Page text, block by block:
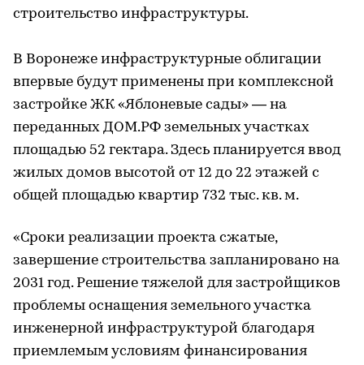
строительство инфраструктуры.
В Воронеже инфраструктурные облигации
впервые будут применены при комплексной
застройке ЖК «Яблоневые сады» — на
переданных ДОМ.РФ земельных участках
площадью 52 гектара. Здесь планируется ввод
жилых домов высотой от 12 до 22 этажей с
общей площадью квартир 732 тыс. кв. м.
«Сроки реализации проекта сжатые,
завершение строительства запланировано на
2031 год. Решение тяжелой для застройщиков
проблемы оснащения земельного участка
инженерной инфраструктурой благодаря
приемлемым условиям финансирования